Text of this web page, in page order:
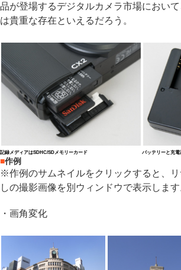
品が登場するデジタルカメラ市場におい
は貴重な存在といえるだろう。
記録メディアはSDHC/SDメモリーカード バッテリーと充電
■作例
※作例のサムネイルをクリックすると、
しの撮影画像を別ウィンドウで表示します
・画角変化